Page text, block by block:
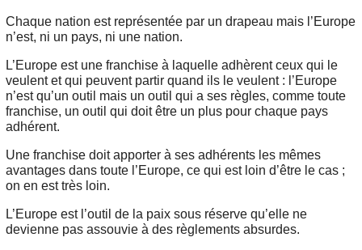
Chaque nation est représentée par un drapeau mais l’Europe
n’est, ni un pays, ni une nation.
L’Europe est une franchise à laquelle adhèrent ceux qui le
veulent et qui peuvent partir quand ils le veulent : l’Europe
n’est qu’un outil mais un outil qui a ses règles, comme toute
franchise, un outil qui doit être un plus pour chaque pays
adhérent.
Une franchise doit apporter à ses adhérents les mêmes
avantages dans toute l’Europe, ce qui est loin d’être le cas ;
on en est très loin.
L’Europe est l’outil de la paix sous réserve qu’elle ne
devienne pas assouvie à des règlements absurdes.